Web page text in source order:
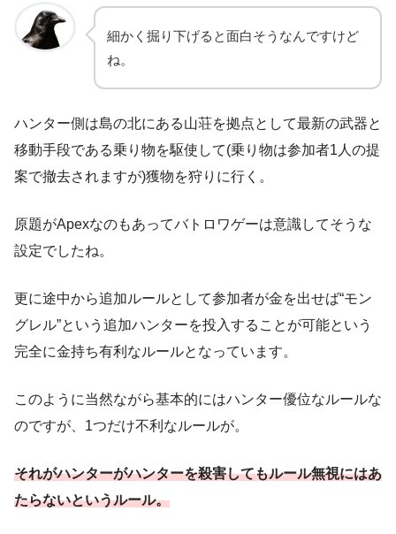
細かく掘り下げると面白そうなんですけど
ね。
ハンター側は島の北にある山荘を拠点として最新の武器と
移動手段である乗り物を駆使して(乗り物は参加者1人の提
案で撤去されますが)獲物を狩りに行く。
原題がApexなのもあってバトロワゲーは意識してそうな
設定でしたね。
更に途中から追加ルールとして参加者が金を出せば“モン
グレル”という追加ハンターを投入することが可能という
完全に金持ち有利なルールとなっています。
このように当然ながら基本的にはハンター優位なルールな
のですが、1つだけ不利なルールが。
それがハンターがハンターを殺害してもルール無視にはあ
たらないというルール。